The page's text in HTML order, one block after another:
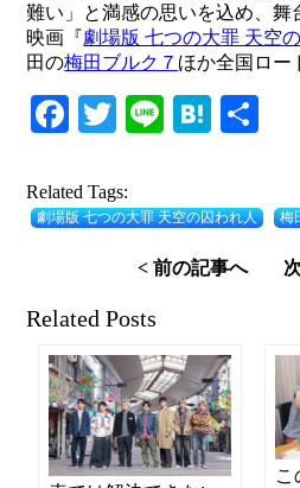
難い」と満感の思いを込め、舞
映画『劇場版 七つの大罪 天空
田の梅田ブルク７ ほか全国ロー
Facebook
TwitterLineHatena
Related Tags:
劇場版 七つの大罪 天空の囚われ人 梅
< 前の記事へ
Related Posts
こ